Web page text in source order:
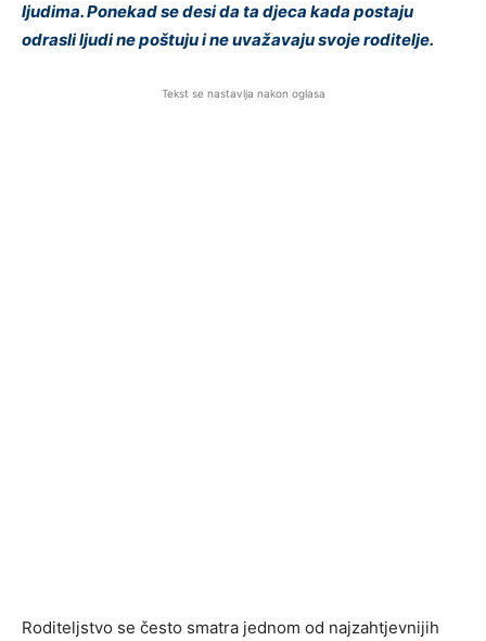
ljudima. Ponekad se desi da ta djeca kada postaju
odrasli ljudi ne poštuju i ne uvažavaju svoje roditelje.
Tekst se nastavlja nakon oglasa
Roditeljstvo se često smatra jednom od najzahtjevnijih